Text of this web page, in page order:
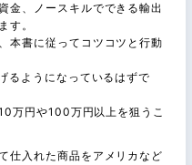
金、ノースキルでできる輸出
す。
本書に従ってコツコツと行動
るようになっているはずで
万円や100万円以上を狙うこ
仕入れた商品をアメリカなど